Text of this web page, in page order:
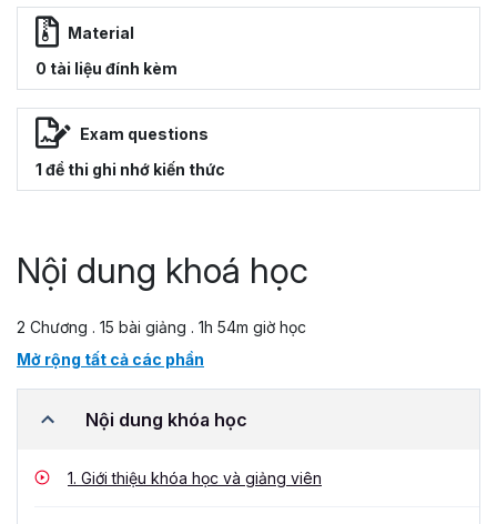
Material
0 tài liệu đính kèm
Exam questions
1 đề thi ghi nhớ kiến thức
Nội dung khoá học
2 Chương . 15 bài giảng . 1h 54m giờ học
Mở rộng tất cả các phần
Nội dung khóa học
1. Giới thiệu khóa học và giảng viên